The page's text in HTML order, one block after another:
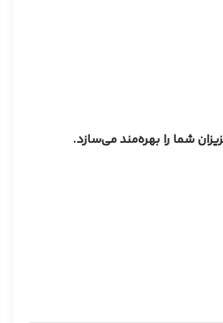
شما را بهره‌مند می‌سازد.